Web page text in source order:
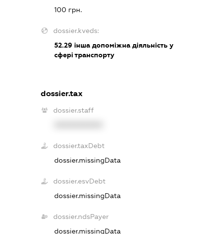
100 грн.
dossier.kveds:
52.29 інша допоміжна діяльність у
сфері транспорту
dossier.tax
dossier.staff
dossier.taxDebt
dossier.missingData
dossier.esvDebt
dossier.missingData
dossier.ndsPayer
dossier.missingData